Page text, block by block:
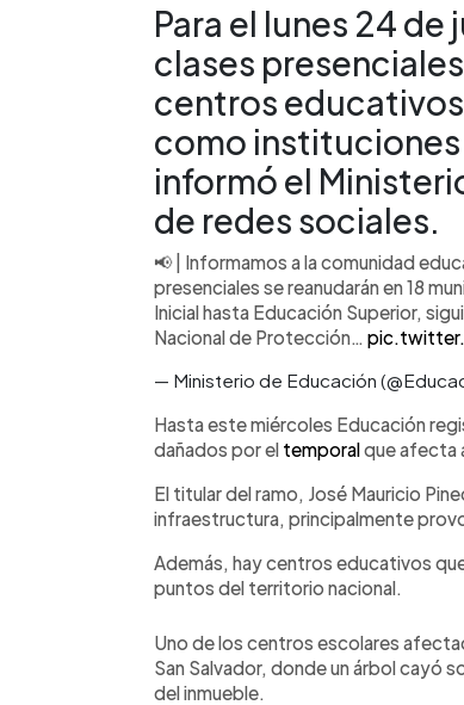
Para el lunes 24 de
clases
centros
como
informó el
de redes sociales.
📢 | Informamos a la comunidad
presenciales se reanudarán en 18
Inicial hasta Educación Superior,
Nacional de Protección…
— Ministerio de Educación
Hasta este miércoles Educación
dañados por el temporalque afecta
El titular del ramo, José Mauricio
infraestructura, principalmente
Además, hay centros educativos
puntos del territorio nacional.
Uno de los centros escolares
San Salvador, donde un árbol cayó
del inmueble.